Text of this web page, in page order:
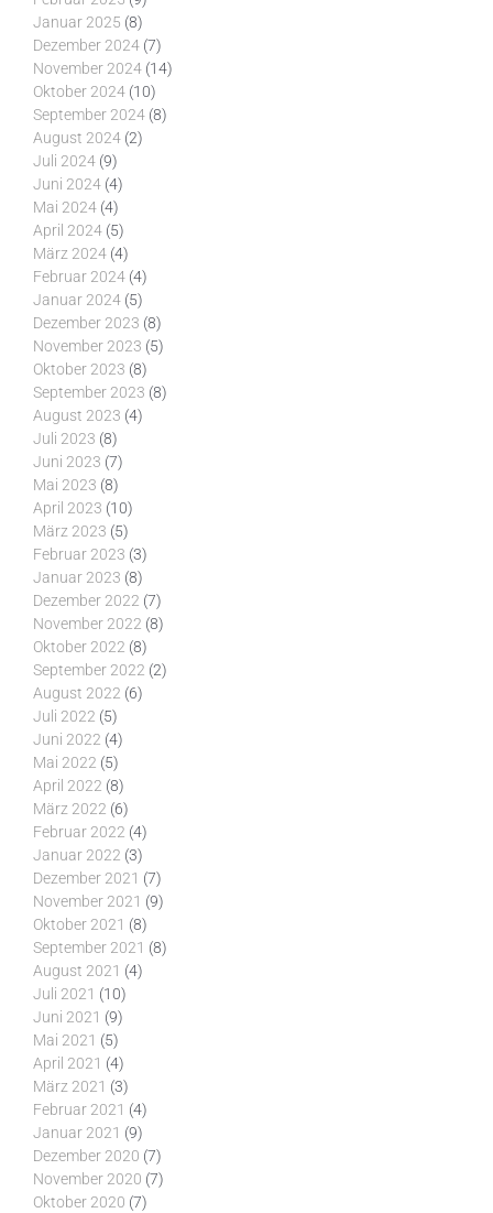
Januar 2025 (8)
Dezember 2024 (7)
November 2024 (14)
Oktober 2024 (10)
September 2024 (8)
August 2024 (2)
Juli 2024 (9)
Juni 2024 (4)
Mai 2024 (4)
April 2024 (5)
März 2024 (4)
Februar 2024 (4)
Januar 2024 (5)
Dezember 2023 (8)
November 2023 (5)
Oktober 2023 (8)
September 2023 (8)
August 2023 (4)
Juli 2023 (8)
Juni 2023 (7)
Mai 2023 (8)
April 2023 (10)
März 2023 (5)
Februar 2023 (3)
Januar 2023 (8)
Dezember 2022 (7)
November 2022 (8)
Oktober 2022 (8)
September 2022 (2)
August 2022 (6)
Juli 2022 (5)
Juni 2022 (4)
Mai 2022 (5)
April 2022 (8)
März 2022 (6)
Februar 2022 (4)
Januar 2022 (3)
Dezember 2021 (7)
November 2021 (9)
Oktober 2021 (8)
September 2021 (8)
August 2021 (4)
Juli 2021 (10)
Juni 2021 (9)
Mai 2021 (5)
April 2021 (4)
März 2021 (3)
Februar 2021 (4)
Januar 2021 (9)
Dezember 2020 (7)
November 2020 (7)
Oktober 2020 (7)